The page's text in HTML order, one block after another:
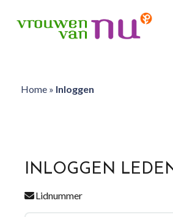
Home» Inloggen
INLOGGEN
Lidnummer